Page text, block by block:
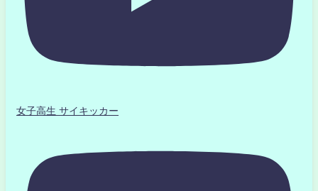
女子高生 サイキッカー